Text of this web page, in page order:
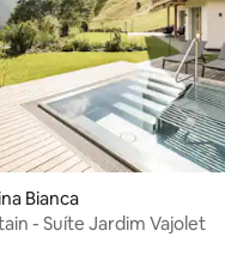
Bianca
- Suíte Jardim Vajolet